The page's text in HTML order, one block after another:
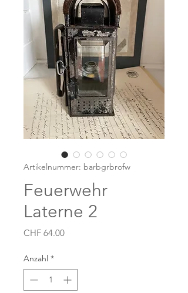
Artikelnummer: barbgrbrofw
Feuerwehr
Laterne 2
CHF 64.00Preis
Anzahl *